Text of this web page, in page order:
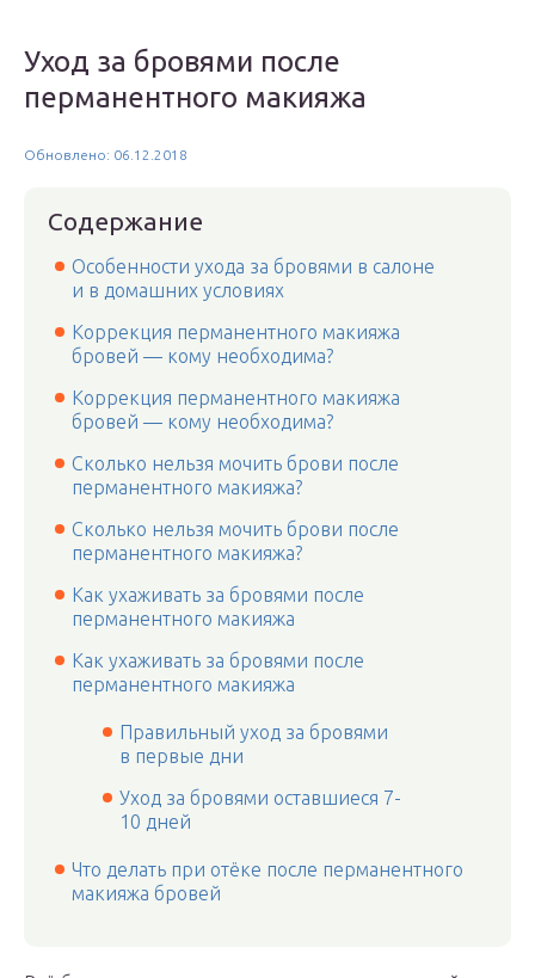
Уход за бровями после
перманентного макияжа
Обновлено: 06.12.2018
Содержание
Особенности ухода за бровями в салоне
и в домашних условиях
Коррекция перманентного макияжа
бровей — кому необходима?
Коррекция перманентного макияжа
бровей — кому необходима?
Сколько нельзя мочить брови после
перманентного макияжа?
Сколько нельзя мочить брови после
перманентного макияжа?
Как ухаживать за бровями после
перманентного макияжа
Как ухаживать за бровями после
перманентного макияжа
Правильный уход за бровями
в первые дни
Уход за бровями оставшиеся 7-
10 дней
Что делать при отёке после перманентного
макияжа бровей